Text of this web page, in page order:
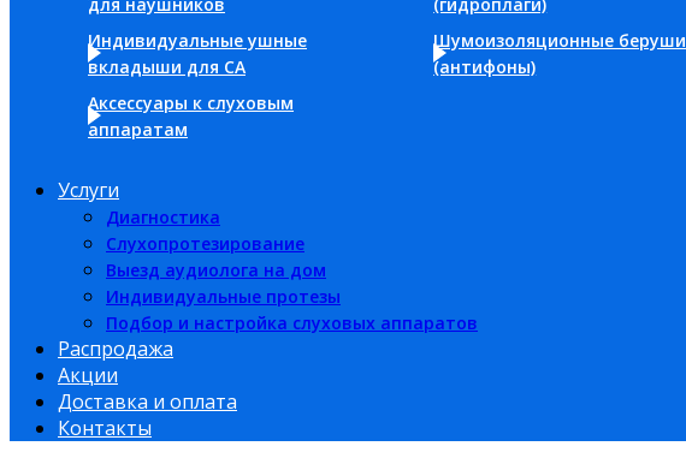
Индивидуальные ушные
вкладыши для СА
Аксессуары к слуховым
аппаратам
Шумоизоляционные беруши
(антифоны)
Услуги
Диагностика
Слухопротезирование
Выезд аудиолога на дом
Индивидуальные протезы
Подбор и настройка слуховых аппаратов
Распродажа
Акции
Доставка и оплата
Контакты